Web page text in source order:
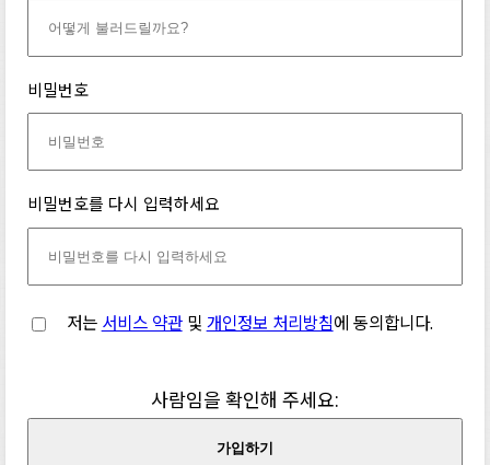
비밀번호
비밀번호를 다시 입력하세요
저는 서비스 약관및 개인정보 처리방침에 동의합니다.
사람임을 확인해 주세요:
가입하기